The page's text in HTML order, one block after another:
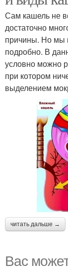
Сам кашель не
достаточно
причины. Но мы
подробно. В
условно можно
при котором
выделением
читать дальше →
Вас